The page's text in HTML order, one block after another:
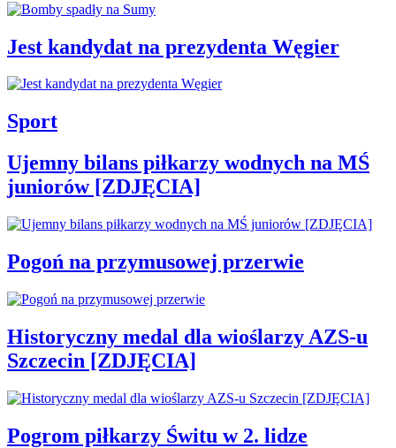
Jest kandydat na prezydenta Węgier
Sport
Ujemny bilans piłkarzy wodnych na MŚ
juniorów [ZDJĘCIA]
Pogoń na przymusowej przerwie
Historyczny medal dla wioślarzy AZS-u
Szczecin [ZDJĘCIA]
Pogrom piłkarzy Świtu w 2. lidze